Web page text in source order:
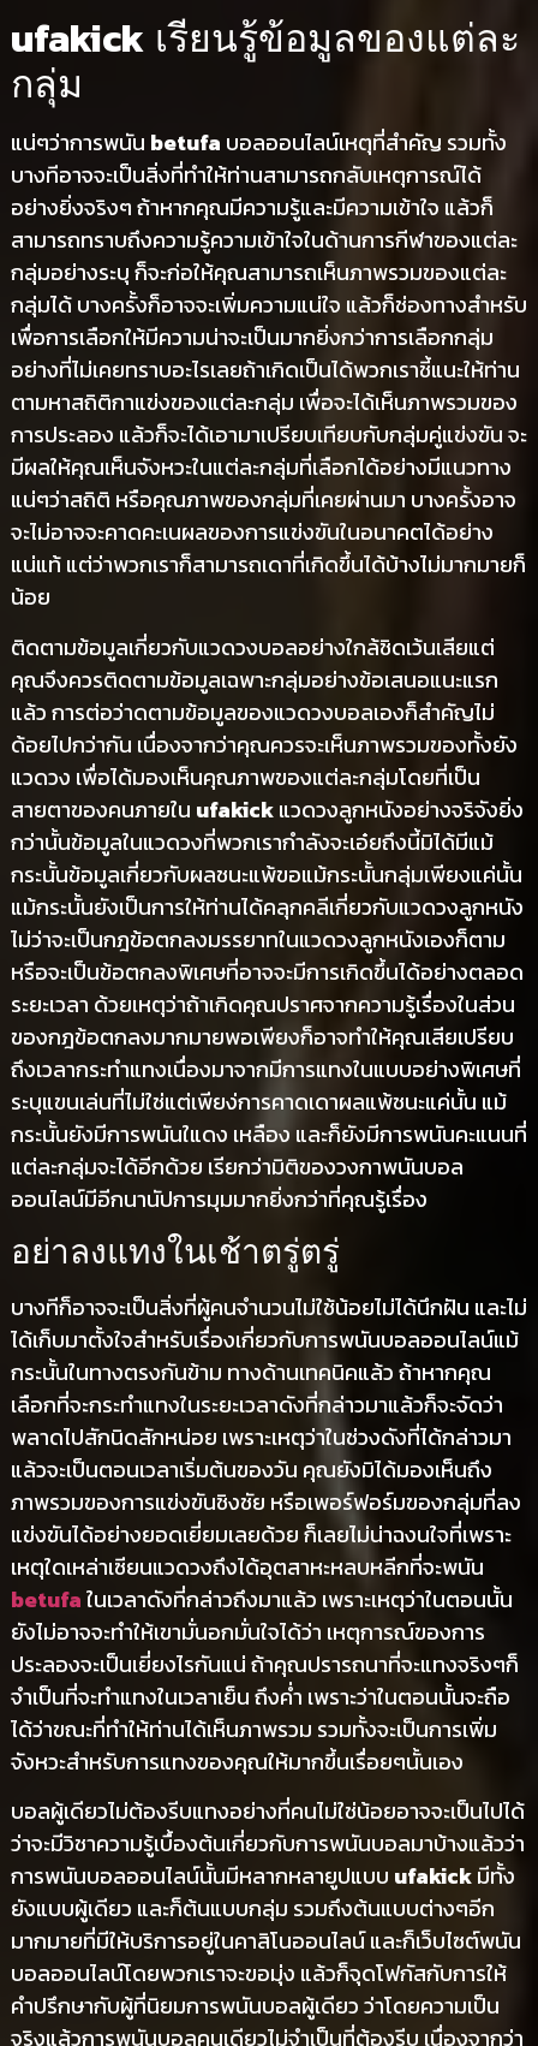
ufakick เรียนรู้ข้อมูลของแต่ละ
กลุ่ม
แน่ๆว่าการพนัน betufa บอลออนไลน์เหตุที่สำคัญ รวมทั้ง
บางทีอาจจะเป็นสิ่งที่ทำให้ท่านสามารถกลับเหตุการณ์ได้
อย่างยิ่งจริงๆ ถ้าหากคุณมีความรู้และมีความเข้าใจ แล้วก็
สามารถทราบถึงความรู้ความเข้าใจในด้านการกีฬาของแต่ละ
กลุ่มอย่างระบุ ก็จะก่อให้คุณสามารถเห็นภาพรวมของแต่ละ
กลุ่มได้ บางครั้งก็อาจจะเพิ่มความแน่ใจ แล้วก็ช่องทางสำหรับ
เพื่อการเลือกให้มีความน่าจะเป็นมากยิ่งกว่าการเลือกกลุ่ม
อย่างที่ไม่เคยทราบอะไรเลยถ้าเกิดเป็นได้พวกเราชี้แนะให้ท่าน
ตามหาสถิติกาแข่งของแต่ละกลุ่ม เพื่อจะได้เห็นภาพรวมของ
การประลอง แล้วก็จะได้เอามาเปรียบเทียบกับกลุ่มคู่แข่งขัน จะ
มีผลให้คุณเห็นจังหวะในแต่ละกลุ่มที่เลือกได้อย่างมีแนวทาง
แน่ๆว่าสถิติ หรือคุณภาพของกลุ่มที่เคยผ่านมา บางครั้งอาจ
จะไม่อาจจะคาดคะเนผลของการแข่งขันในอนาคตได้อย่าง
แน่แท้ แต่ว่าพวกเราก็สามารถเดาที่เกิดขึ้นได้บ้างไม่มากมายก็
น้อย
ติดตามข้อมูลเกี่ยวกับแวดวงบอลอย่างใกล้ชิดเว้นเสียแต่
คุณจึงควรติดตามข้อมูลเฉพาะกลุ่มอย่างข้อเสนอแนะแรก
แล้ว การต่อว่าดตามข้อมูลของแวดวงบอลเองก็สำคัญไม่
ด้อยไปกว่ากัน เนื่องจากว่าคุณควรจะเห็นภาพรวมของทั้งยัง
แวดวง เพื่อได้มองเห็นคุณภาพของแต่ละกลุ่มโดยที่เป็น
สายตาของคนภายใน ufakickแวดวงลูกหนังอย่างจริจังยิ่ง
กว่านั้นข้อมูลในแวดวงที่พวกเรากำลังจะเอ๋ยถึงนี้มิได้มีแม้
กระนั้นข้อมูลเกี่ยวกับผลชนะแพ้ขอแม้กระนั้นกลุ่มเพียงแค่นั้น
แม้กระนั้นยังเป็นการให้ท่านได้คลุกคลีเกี่ยวกับแวดวงลูกหนัง
ไม่ว่าจะเป็นกฎข้อตกลงมรรยาทในแวดวงลูกหนังเองก็ตาม
หรือจะเป็นข้อตกลงพิเศษที่อาจจะมีการเกิดขึ้นได้อย่างตลอด
ระยะเวลา ด้วยเหตุว่าถ้าเกิดคุณปราศจากความรู้เรื่องในส่วน
ของกฎข้อตกลงมากมายพอเพียงก็อาจทำให้คุณเสียเปรียบ
ถึงเวลากระทำแทงเนื่องมาจากมีการแทงในแบบอย่างพิเศษที่
ระบุแขนเล่นที่ไม่ใช่แต่เพียง่การคาดเดาผลแพ้ชนะแค่นั้น แม้
กระนั้นยังมีการพนันใแดง เหลือง และก็ยังมีการพนันคะแนนที่
แต่ละกลุ่มจะได้อีกด้วย เรียกว่ามิติของวงกาพนันบอล
ออนไลน์มีอีกนานัปการมุมมากยิ่งกว่าที่คุณรู้เรื่อง
อย่าลงแทงในเช้าตรู่ตรู่
บางทีก็อาจจะเป็นสิ่งที่ผู้คนจำนวนไม่ใช้น้อยไม่ได้นึกฝัน และไม่
ได้เก็บมาตั้งใจสำหรับเรื่องเกี่ยวกับการพนันบอลออนไลน์แม้
กระนั้นในทางตรงกันข้าม ทางด้านเทคนิคแล้ว ถ้าหากคุณ
เลือกที่จะกระทำแทงในระยะเวลาดังที่กล่าวมาแล้วก็จะจัดว่า
พลาดไปสักนิดสักหน่อย เพราะเหตุว่าในช่วงดังที่ได้กล่าวมา
แล้วจะเป็นตอนเวลาเริ่มต้นของวัน คุณยังมิได้มองเห็นถึง
ภาพรวมของการแข่งขันชิงชัย หรือเพอร์ฟอร์มของกลุ่มที่ลง
แข่งขันได้อย่างยอดเยี่ยมเลยด้วย ก็เลยไม่น่าฉงนใจที่เพราะ
เหตุใดเหล่าเซียนแวดวงถึงได้อุตสาหะหลบหลีกที่จะพนัน
betufaในเวลาดังที่กล่าวถึงมาแล้ว เพราะเหตุว่าในตอนนั้น
ยังไม่อาจจะทำให้เขามั่นอกมั่นใจได้ว่า เหตุการณ์ของการ
ประลองจะเป็นเยี่ยงไรกันแน่ ถ้าคุณปรารถนาที่จะแทงจริงๆก็
จำเป็นที่จะทำแทงในเวลาเย็น ถึงค่ำ เพราะว่าในตอนนั้นจะถือ
ได้ว่าขณะที่ทำให้ท่านได้เห็นภาพรวม รวมทั้งจะเป็นการเพิ่ม
จังหวะสำหรับการแทงของคุณให้มากขึ้นเรื่อยๆนั้นเอง
บอลผู้เดียวไม่ต้องรีบแทงอย่างที่คนไม่ใช่น้อยอาจจะเป็นไปได้
ว่าจะมีวิชาความรู้เบื้องต้นเกี่ยวกับการพนันบอลมาบ้างแล้วว่า
การพนันบอลออนไลน์นั้นมีหลากหลายูปแบบ ufakickมีทั้ง
ยังแบบผู้เดียว และก็ต้นแบบกลุ่ม รวมถึงต้นแบบต่างๆอีก
มากมายที่มีให้บริการอยู่ในคาสิโนออนไลน์ และก็เว็บไซต์พนัน
บอลออนไลน์โดยพวกเราจะขอมุ่ง แล้วก็จุดโฟกัสกับการให้
คำปรึกษากับผู้ที่นิยมการพนันบอลผู้เดียว ว่าโดยความเป็น
จริงแล้วการพนันบอลคนเดียวไม่จำเป็นที่ต้องรีบ เนื่องจากว่า